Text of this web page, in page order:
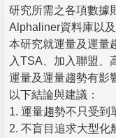
研究所需之各項數據
Alphaliner資料庫以及
本研究就運量及運量
入TSA、加入聯盟、
運量及運量趨勢有影
以下結論與建議：
1. 運量趨勢不只受到
2. 不盲目追求大型化